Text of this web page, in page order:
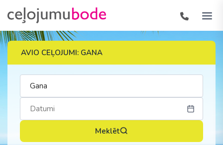
AVIO CEĻOJUMI: GANA
Meklēt